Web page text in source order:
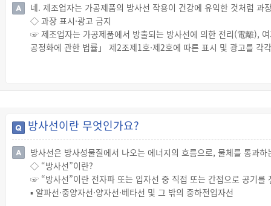
네. 제조업자는 가공제품의 방사선 작용이 건강에 유익한 것처럼 과
◇ 과장 표시·광고 금지
☞ 제조업자는 가공제품에서 방출되는 방사선에 의한 전리(電離),
공정화에 관한 법률」 제2조제1호·제2호에 따른 표시 및 광고를 각
방사선이란 무엇인가요?
방사선은 방사성물질에서 나오는 에너지의 흐름으로, 물체를 통과
◇ “방사선”이란?
☞ “방사선”이란 전자파 또는 입자선 중 직접 또는 간접으로 공기
▪ 알파선·중양자선·양자선·베타선 및 그 밖의 중하전입자선